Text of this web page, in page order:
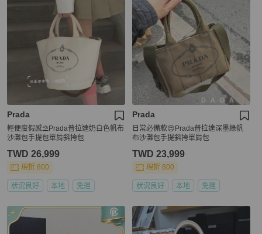
Prada
輕便度假感⛱️Prada普拉達奶白色帆布
沙灘包手提包單肩斜挎包
TWD 26,999
現折 800
狀況良好 本地 免運
Prada
日常必備款😍Prada普拉達深墨綠帆
布沙灘包手提斜挎單肩包
TWD 23,999
現折 800
狀況良好 本地 免運